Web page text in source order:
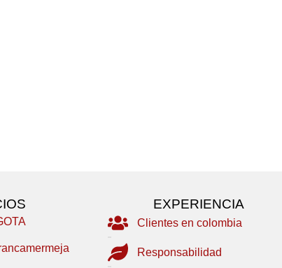
EXPERIENCIA
Clientes en colombia
Responsabilidad